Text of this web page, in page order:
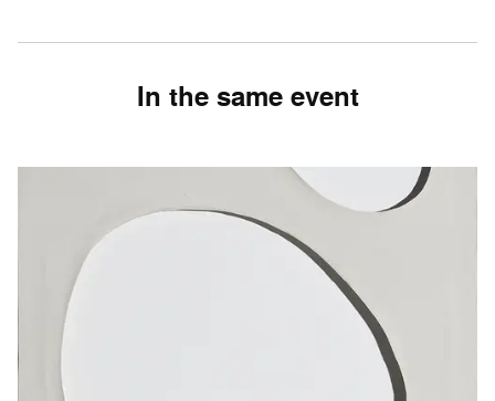
In the same event